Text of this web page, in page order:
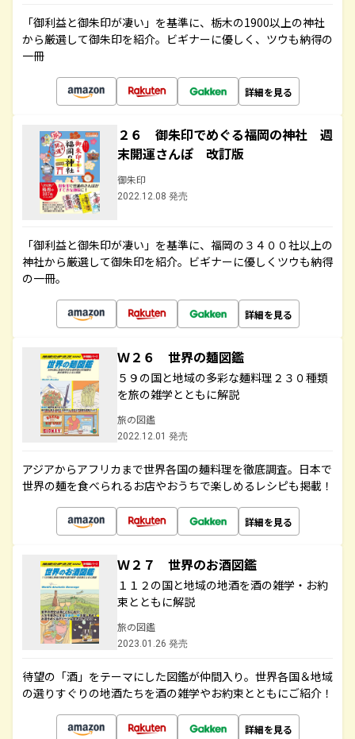
「御利益と御朱印が凄い」を基準に、栃木の1900以上の神社
から厳選して御朱印を紹介。ビギナーに優しく、ツウも納得の
一冊
詳細を見る
２６ 御朱印でめぐる福岡の神社 週
末開運さんぽ 改訂版
御朱印
2022.12.08 発売
「御利益と御朱印が凄い」を基準に、福岡の３４００社以上の
神社から厳選して御朱印を紹介。ビギナーに優しくツウも納得
の一冊。
詳細を見る
Ｗ２６ 世界の麺図鑑
５９の国と地域の多彩な麺料理２３０種類
を旅の雑学とともに解説
旅の図鑑
2022.12.01 発売
アジアからアフリカまで世界各国の麺料理を徹底調査。日本で
世界の麺を食べられるお店やおうちで楽しめるレシピも掲載！
詳細を見る
Ｗ２７ 世界のお酒図鑑
１１２の国と地域の地酒を酒の雑学・お約
束とともに解説
旅の図鑑
2023.01.26 発売
待望の「酒」をテーマにした図鑑が仲間入り。世界各国＆地域
の選りすぐりの地酒たちを酒の雑学やお約束とともにご紹介！
詳細を見る